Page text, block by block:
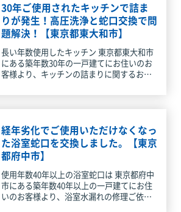
30年ご使用されたキッチンで詰ま
りが発生！高圧洗浄と蛇口交換で問
題解決！【東京都東大和市】
長い年数使用したキッチン 東京都東大和市
にある築年数30年の一戸建てにお住いのお
客様より、キッチンの詰まりに関するお問
ます！現場急行して参りました。 現場到着
時、シンク満水状態で全く流れ
経年劣化でご使用いただけなくなっ
た浴室蛇口を交換しました。【東京
都府中市】
使用年数40年以上の浴室蛇口は 東京都府中
市にある築年数40年以上の一戸建てにお住
いのお客様より、浴室水漏れの修理ご依頼